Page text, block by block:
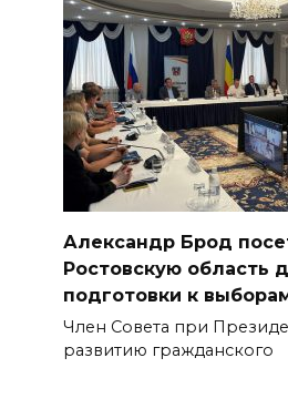
Александр Брод
Ростовскую область
подготовки к
Член Совета при
развитию гражданского